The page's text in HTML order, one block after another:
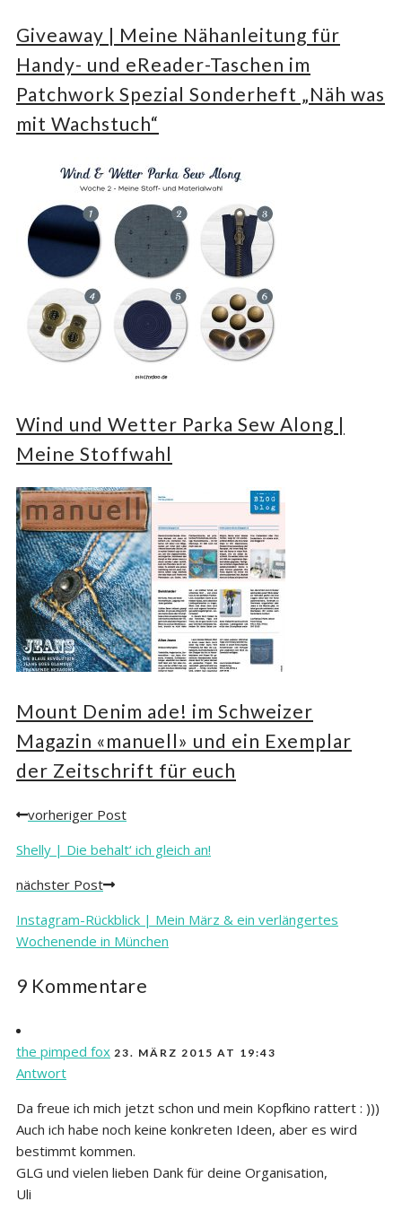
Giveaway | Meine Nähanleitung für
Handy- und eReader-Taschen im
Patchwork Spezial Sonderheft „Näh was
mit Wachstuch“
Wind und Wetter Parka Sew Along |
Meine Stoffwahl
Mount Denim ade! im Schweizer
Magazin «manuell» und ein Exemplar
der Zeitschrift für euch
Posts
navigation
vorheriger Post
Shelly | Die behalt‘ ich gleich an!
nächster Post
Instagram-Rückblick | Mein März & ein verlängertes
Wochenende in München
9 Kommentare
the pimped fox 23. MÄRZ 2015 AT 19:43
Antwort
Da freue ich mich jetzt schon und mein Kopfkino rattert : )))
Auch ich habe noch keine konkreten Ideen, aber es wird
bestimmt kommen.
GLG und vielen lieben Dank für deine Organisation,
Uli